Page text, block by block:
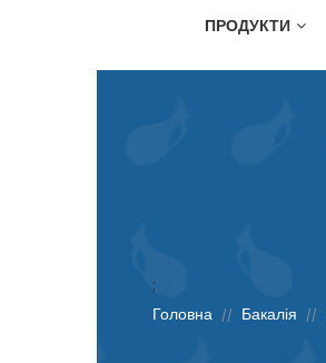
ПРОДУКТИ
;
Головна // Бакалія //